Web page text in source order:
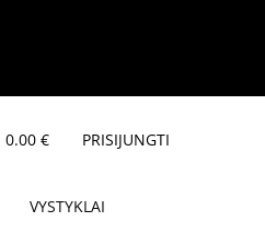
0.00 € PRISIJUNGTI
VYSTYKLAI